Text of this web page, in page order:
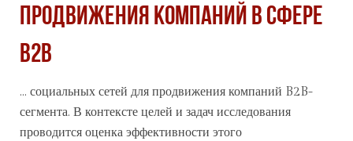
ПРОДВИЖЕНИЯ КОМПАНИЙ В СФЕРЕ
B2B
... социальных сетей для продвижения компаний B2B-
сегмента. В контексте целей и задач исследования
проводится оценка эффективности этого